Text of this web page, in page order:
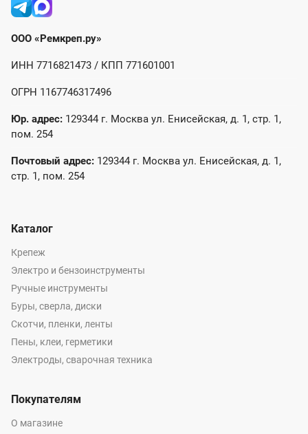
ООО «Ремкреп.ру»
ИНН 7716821473 / КПП 771601001
ОГРН 1167746317496
Юр. адрес: 129344 г. Москва ул. Енисейская, д. 1, стр. 1,
пом. 254
Почтовый адрес: 129344 г. Москва ул. Енисейская, д. 1,
стр. 1, пом. 254
Каталог
Крепеж
Электро и бензоинструменты
Ручные инструменты
Буры, сверла, диски
Скотчи, пленки, ленты
Пены, клеи, герметики
Электроды, сварочная техника
Покупателям
О магазине